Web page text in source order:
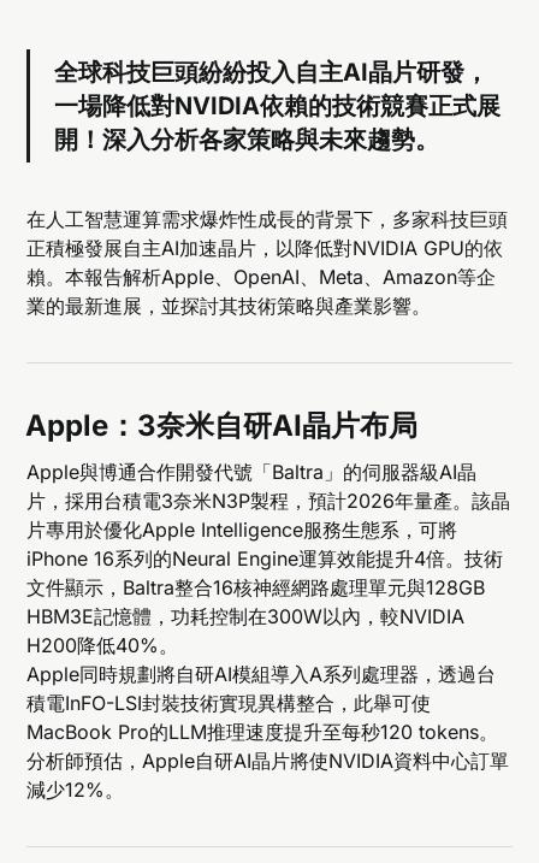
全球科技巨頭紛紛投入自主AI晶片研發，
一場降低對NVIDIA依賴的技術競賽正式展
開！深入分析各家策略與未來趨勢。
在人工智慧運算需求爆炸性成長的背景下，多家科技巨頭
正積極發展自主AI加速晶片，以降低對NVIDIA GPU的依
賴。本報告解析Apple、OpenAI、Meta、Amazon等企
業的最新進展，並探討其技術策略與產業影響。
Apple：3奈米自研AI晶片布局
Apple與博通合作開發代號「Baltra」的伺服器級AI晶
片，採用台積電3奈米N3P製程，預計2026年量產。該晶
片專用於優化Apple Intelligence服務生態系，可將
iPhone 16系列的Neural Engine運算效能提升4倍。技術
文件顯示，Baltra整合16核神經網路處理單元與128GB
HBM3E記憶體，功耗控制在300W以內，較NVIDIA
H200降低40%。
Apple同時規劃將自研AI模組導入A系列處理器，透過台
積電InFO-LSI封裝技術實現異構整合，此舉可使
MacBook Pro的LLM推理速度提升至每秒120 tokens。
分析師預估，Apple自研AI晶片將使NVIDIA資料中心訂單
減少12%。